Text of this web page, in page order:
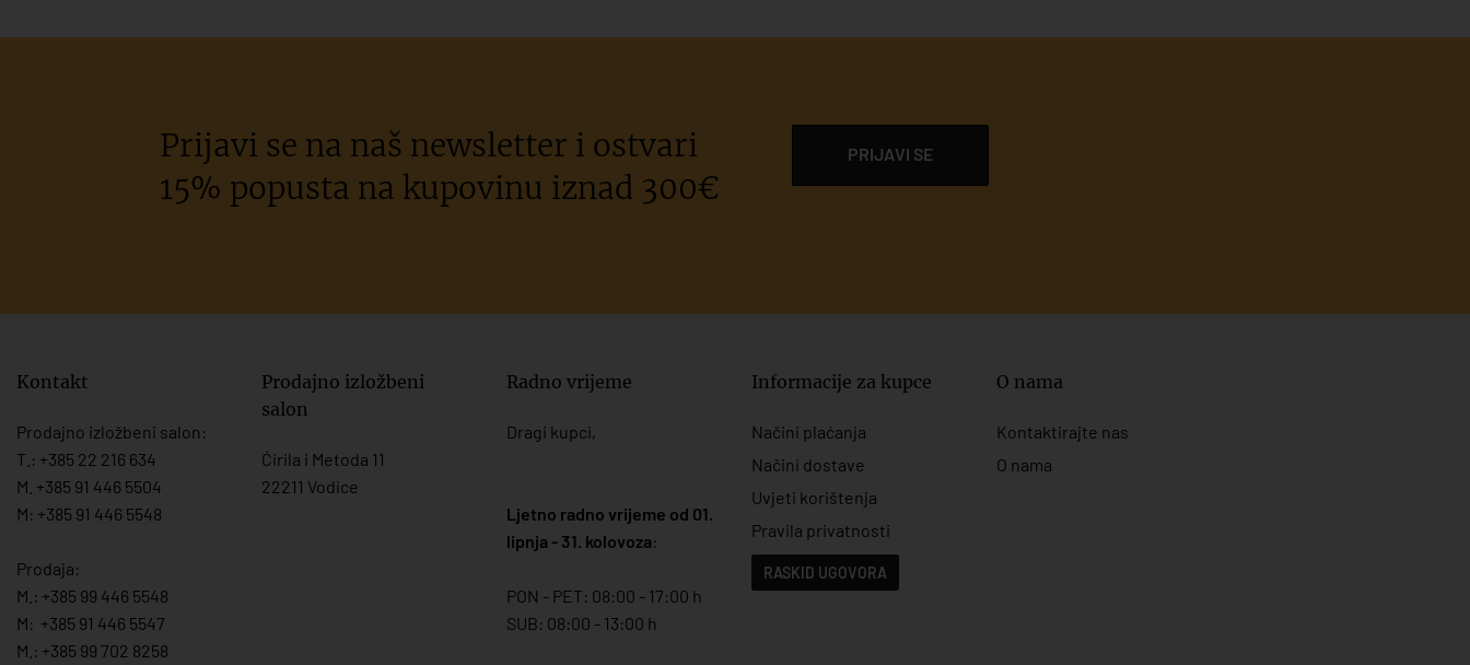
Prijavi se na naš newsletter i ostvari
15% popusta na kupovinu iznad 300€
PRIJAVI SE
Kontakt
Prodajno izložbeni salon:
T.: +385 22 216 634
M. +385 91 446 5504
M: +385 91 446 5548
Prodaja:
M.: +385 99 446 5548
M: +385 91 446 5547
M.: +385 99 702 8258
Prodajno izložbeni
salon
Ćirila i Metoda 11
22211 Vodice
Radno vrijeme
Dragi kupci,
Ljetno radno vrijeme od 01.
lipnja - 31. kolovoza:
PON - PET: 08:00 - 17:00 h
SUB: 08:00 - 13:00 h
Informacije za kupce
Načini plaćanja
Načini dostave
Uvjeti korištenja
Pravila privatnosti
RASKID UGOVORA
O nama
Kontaktirajte nas
O nama